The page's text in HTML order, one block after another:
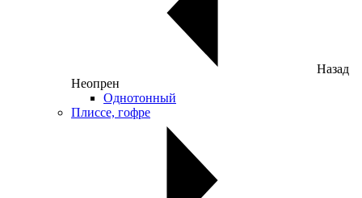
Назад
Неопрен
Однотонный
Плиссе, гофре